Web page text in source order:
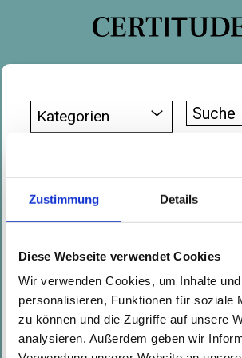
Zustimmung Details
Diese Webseite verwendet Cookies
Wir verwenden Cookies, um Inhalte
personalisieren, Funktionen für soziale
zu können und die Zugriffe auf unsere
analysieren. Außerdem geben wir
Kategorien
Suche
CVE-2025-
warnende
unsichere
Dateien
Geschrieben vonWilliam Moody
Dieser Blogpost ist
Englischverfügbar.